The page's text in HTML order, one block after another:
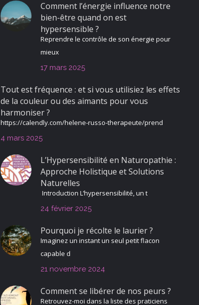
Comment l’énergie influence notre
bien-être quand on est
hypersensible ?
Reprendre le contrôle de son énergie pour
mieux
17 mars 2025
Tout est fréquence : et si vous utilisiez les effets
de la couleur ou des aimants pour vous
harmoniser ?
https://calendly.com/helene-russo-therapeute/prend
4 mars 2025
L’Hypersensibilité en Naturopathie :
Approche Holistique et Solutions
Naturelles
Introduction L’hypersensibilité, un t
24 février 2025
Pourquoi je récolte le laurier ?
Imaginez un instant un seul petit flacon
capable d
21 novembre 2024
Comment se libérer de nos peurs ?
Retrouvez-moi dans la liste des praticiens